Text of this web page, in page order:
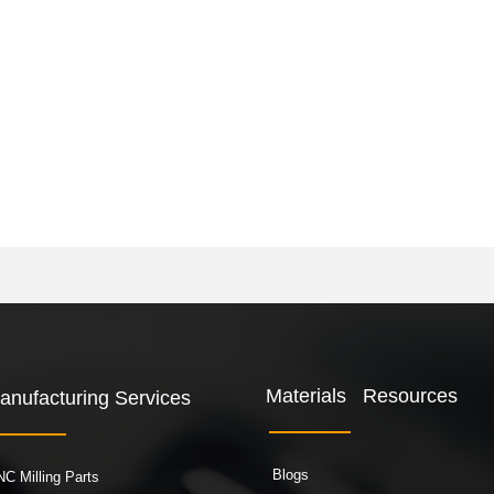
Services
Milling Parts
Materials Resources
Blogs